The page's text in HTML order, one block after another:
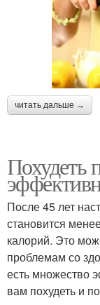
читать дальше →
Похудеть
После 45 лет
становится
калорий. Это
проблемам со
есть множество
вам похудеть и